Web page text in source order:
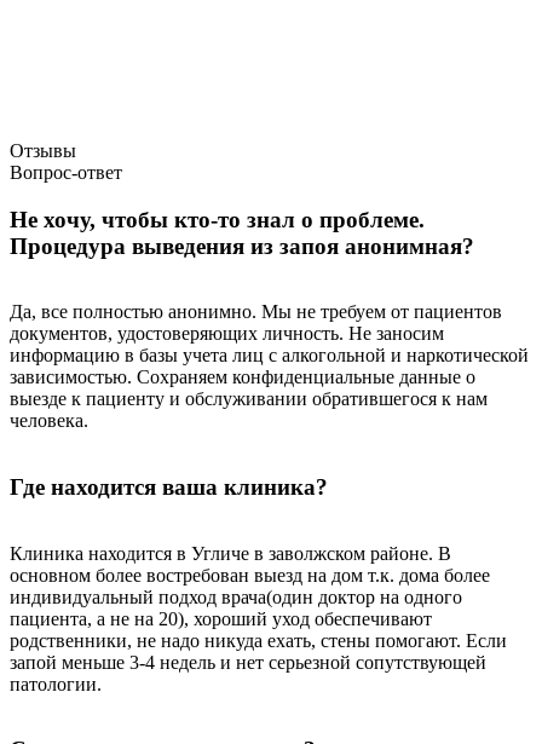
Отзывы
Вопрос-ответ
Не хочу, чтобы кто-то знал о проблеме.
Процедура выведения из запоя анонимная?
Да, все полностью анонимно. Мы не требуем от пациентов
документов, удостоверяющих личность. Не заносим
информацию в базы учета лиц с алкогольной и наркотической
зависимостью. Сохраняем конфиденциальные данные о
выезде к пациенту и обслуживании обратившегося к нам
человека.
Где находится ваша клиника?
Клиника находится в Угличе в заволжском районе. В
основном более востребован выезд на дом т.к. дома более
индивидуальный подход врача(один доктор на одного
пациента, а не на 20), хороший уход обеспечивают
родственники, не надо никуда ехать, стены помогают. Если
запой меньше 3-4 недель и нет серьезной сопутствующей
патологии.